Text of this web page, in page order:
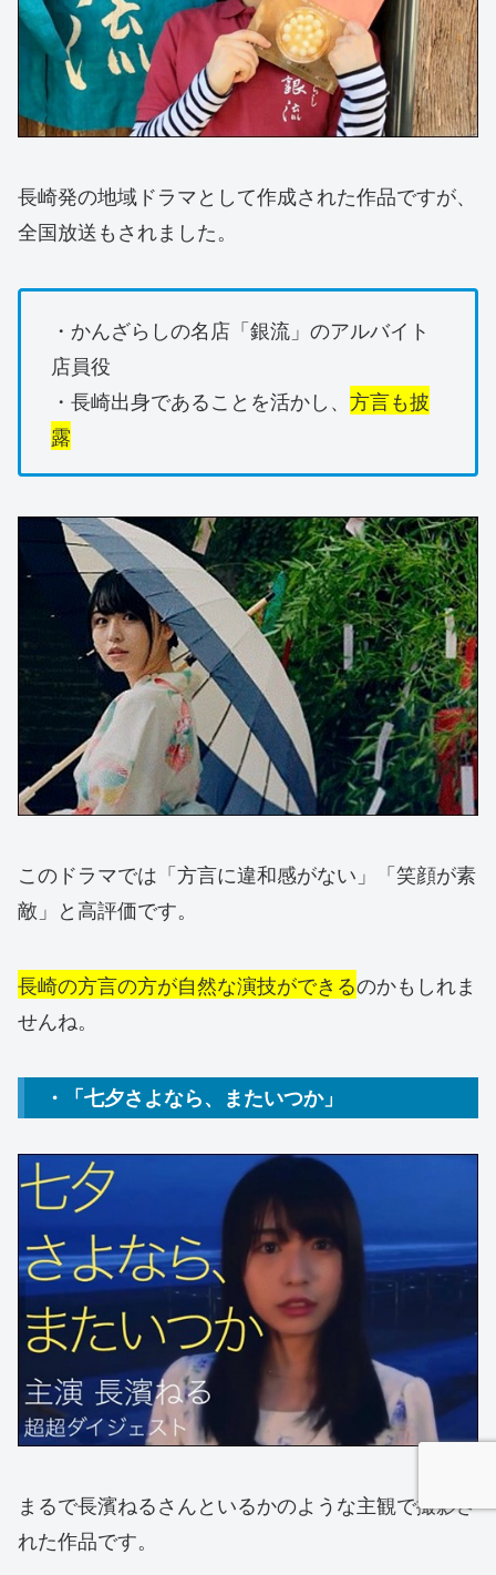
長崎発の地域ドラマとして作成された作品ですが、
全国放送もされました。
・かんざらしの名店「銀流」のアルバイト
店員役
・長崎出身であることを活かし、 方言も披
露
このドラマでは「方言に違和感がない」「笑顔が素
敵」と高評価です。
長崎の方言の方が自然な演技ができるのかもしれま
せんね。
・「七夕さよなら、またいつか」
まるで長濱ねるさんといるかのような主観で撮影さ
れた作品です。